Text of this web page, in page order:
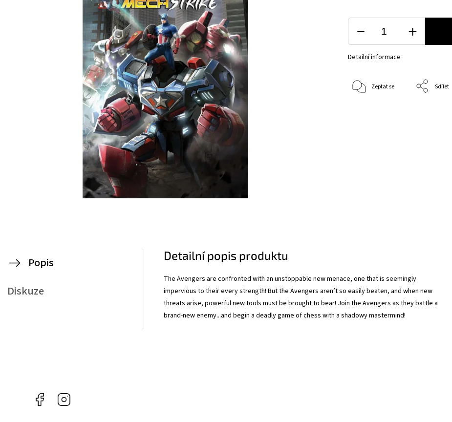
Detailní informace
Zeptat se Sdílet
Popis
Diskuze
Detailní popis produktu
The Avengers are confronted with an unstoppable new menace, one that is seemingly
impervious to their every strength! But the Avengers aren’t so easily beaten, and when new
threats arise, powerful new tools must be brought to bear! Join the Avengers as they battle a
brand-new enemy...and begin a deadly game of chess with a shadowy mastermind!
Facebook